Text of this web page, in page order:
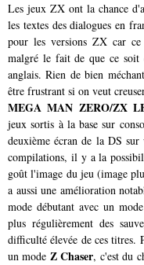
Les jeux ZX ont la chance
les textes des dialogues en
pour les versions ZX car ce
malgré le fait de que ce soit
anglais. Rien de bien
être frustrant si on veut
MEGA MAN ZERO/ZX
jeux sortis à la base sur
deuxième écran de la DS
compilations, il y a la
goût l'image du jeu (image
a aussi une amélioration
mode débutant avec un
plus régulièrement des
difficulté élevée de ces
un mode Z Chaser, c'est du